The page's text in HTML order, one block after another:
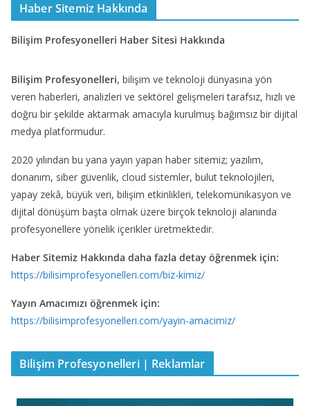
Haber Sitemiz Hakkında
Bilişim Profesyonelleri Haber Sitesi Hakkında
Bilişim Profesyonelleri, bilişim ve teknoloji dünyasına yön
veren haberleri, analizleri ve sektörel gelişmeleri tarafsız, hızlı ve
doğru bir şekilde aktarmak amacıyla kurulmuş bağımsız bir dijital
medya platformudur.
2020 yılından bu yana yayın yapan haber sitemiz; yazılım,
donanım, siber güvenlik, cloud sistemler, bulut teknolojileri,
yapay zekâ, büyük veri, bilişim etkinlikleri, telekomünikasyon ve
dijital dönüşüm başta olmak üzere birçok teknoloji alanında
profesyonellere yönelik içerikler üretmektedir.
Haber Sitemiz Hakkında daha fazla detay öğrenmek için:
https://bilisimprofesyonelleri.com/biz-kimiz/
Yayın Amacımızı öğrenmek için:
https://bilisimprofesyonelleri.com/yayin-amacimiz/
Bilişim Profesyonelleri | Reklamlar